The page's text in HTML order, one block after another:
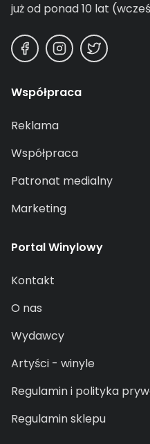
już od ponad 10 lat
Współpraca
Reklama
Współpraca
Patronat medialny
Marketing
Portal Winylowy
Kontakt
O nas
Wydawcy
Artyści - winyle
Regulamin i polityka
Regulamin sklepu